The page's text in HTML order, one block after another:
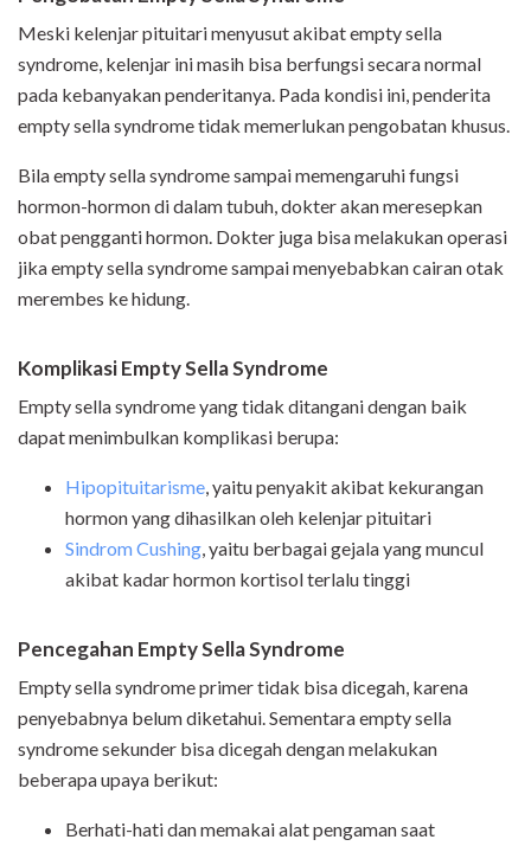
Meski kelenjar pituitari menyusut akibat empty sella
syndrome, kelenjar ini masih bisa berfungsi secara normal
pada kebanyakan penderitanya. Pada kondisi ini, penderita
empty sella syndrome tidak memerlukan pengobatan khusus.
Bila empty sella syndrome sampai memengaruhi fungsi
hormon-hormon di dalam tubuh, dokter akan meresepkan
obat pengganti hormon. Dokter juga bisa melakukan operasi
jika empty sella syndrome sampai menyebabkan cairan otak
merembes ke hidung.
Komplikasi Empty Sella Syndrome
Empty sella syndrome yang tidak ditangani dengan baik
dapat menimbulkan komplikasi berupa:
Hipopituitarisme, yaitu penyakit akibat kekurangan
hormon yang dihasilkan oleh kelenjar pituitari
Sindrom Cushing, yaitu berbagai gejala yang muncul
akibat kadar hormon kortisol terlalu tinggi
Pencegahan Empty Sella Syndrome
Empty sella syndrome primer tidak bisa dicegah, karena
penyebabnya belum diketahui. Sementara empty sella
syndrome sekunder bisa dicegah dengan melakukan
beberapa upaya berikut:
Berhati-hati dan memakai alat pengaman saat